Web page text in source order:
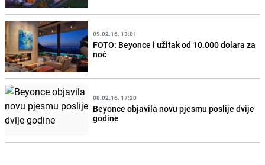
09.02.16. 13:01
FOTO: Beyonce i užitak od 10.000 dolara za
noć
08.02.16. 17:20
Beyonce objavila novu pjesmu poslije dvije
godine